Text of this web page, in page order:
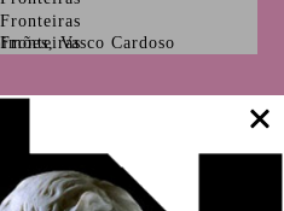
Vasco Cardoso
Universidade do Porto
uma exposição que destaca
faculdades da Universidade
doprojeto de
mostra abre com um estudo de